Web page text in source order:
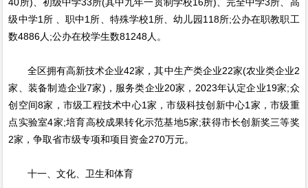
级中学1所 、职中1所、特殊学校1所、幼儿园118所;公办在职教职工
数4886人;公办在校学生数81248人。
全区拥有高新技术企业42家，其中生产类企业22家(农业类企业2
家、装备制造企业7家)，服务类企业20家，2023年认定企业19家;众
创空间8家，市级工程技术中心1家，市级科技创新中心1家，市级重
点实验室4家;培育高校成果转化示范基地5家;获得市长创新奖三等奖
2家，争取省市级专项和项目资金270万元。
十一、文化、卫生和体育